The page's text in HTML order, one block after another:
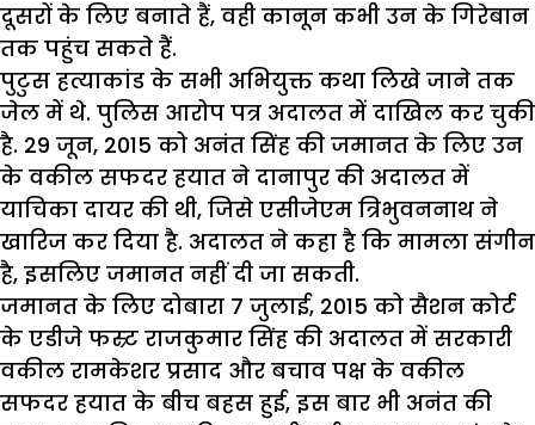
दूसरों के लिए बनाते हैं, वही कानून कभी उन के गिरेबान
तक पहुंच सकते हैं.
पुटुस हत्याकांड के सभी अभियुक्त कथा लिखे जाने तक
जेल में थे. पुलिस आरोप पत्र अदालत में दाखिल कर चुकी
है. 29 जून, 2015 को अनंत सिंह की जमानत के लिए उन
के वकील सफदर हयात ने दानापुर की अदालत में
याचिका दायर की थी, जिसे एसीजेएम त्रिभुवननाथ ने
खारिज कर दिया है. अदालत ने कहा है कि मामला संगीन
है, इसलिए जमानत नहीं दी जा सकती.
जमानत के लिए दोबारा 7 जुलाई, 2015 को सैशन कोर्ट
के एडीजे फस्र्ट राजकुमार सिंह की अदालत में सरकारी
वकील रामकेशर प्रसाद और बचाव पक्ष के वकील
सफदर हयात के बीच बहस हुई, इस बार भी अनंत की